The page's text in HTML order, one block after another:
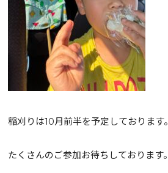
稲刈りは10月前半を予定しております。
たくさんのご参加お待ちしております。